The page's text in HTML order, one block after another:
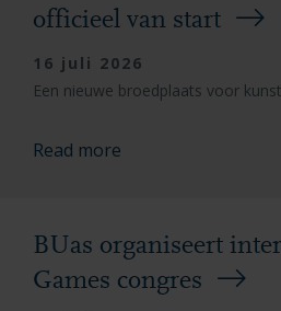
officieel van start
16 juli 2026
Een nieuwe broedplaats voor
Read more
BUas organiseert
Games congres